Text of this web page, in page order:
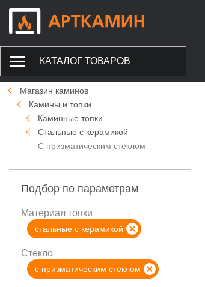
КАТАЛОГ ТОВАРОВ
Магазин каминов
Камины и топки
Каминные топки
Стальные с керамикой
С призматическим стеклом
Подбор по параметрам
Материал топки
стальные с керамикой
Стекло
с призматическим стеклом